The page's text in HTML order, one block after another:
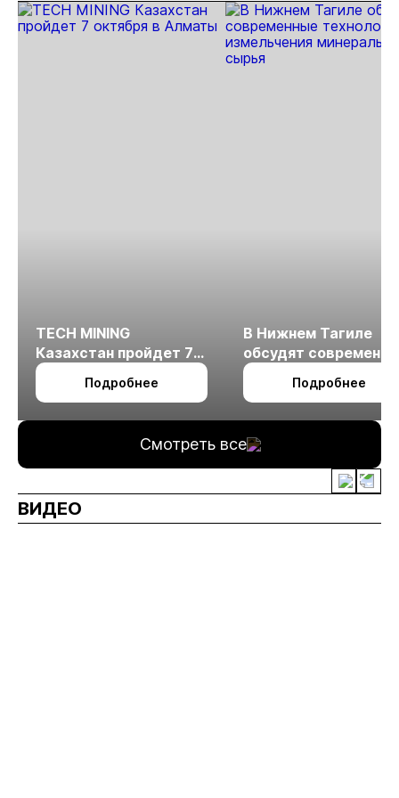
TECH MINING
Казахстан пройдет 7
октября в Алматы
Подробнее
В Нижнем Тагиле
обсудят
технологии
измельчения
Подробнее
Смотреть все
ВИДЕО